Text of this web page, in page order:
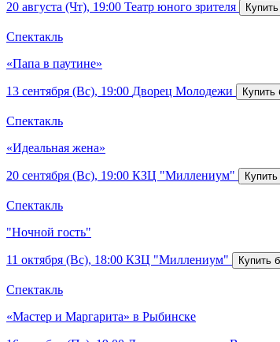
20 августа (Чт), 19:00 Театр юного зрителя
Спектакль
«Папа в паутине»
13 сентября (Вс), 19:00 Дворец Молодежи
Спектакль
«Идеальная жена»
20 сентября (Вс), 19:00 КЗЦ "Миллениум"
Спектакль
"Ночной гость"
11 октября (Вс), 18:00 КЗЦ "Миллениум"
Спектакль
«Мастер и Маргарита» в Рыбинске